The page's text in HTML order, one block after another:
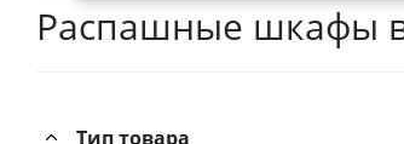
Распашные шкафы
Тип товара